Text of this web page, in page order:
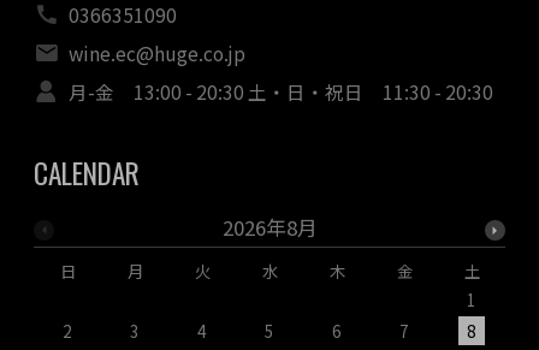
0366351090
wine.ec@huge.co.jp
月-金 13:00 - 20:30 土・日・祝日 11:30 - 20:30
CALENDAR
2026年8月
日 月 火 水 木 金
土
1
2
3 4 5 6 7 8